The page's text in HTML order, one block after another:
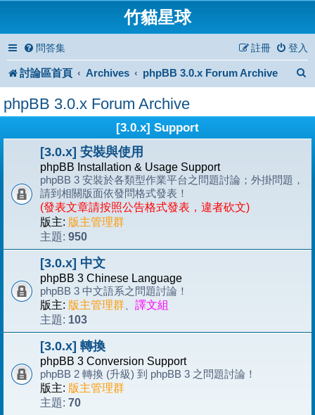
竹貓星球
問答集 登入
註冊
討論區首頁 Archives phpBB 3.0.x Forum Archive
phpBB 3.0.x Forum Archive
[3.0.x] Support
[3.0.x] 安裝與使用
phpBB Installation & Usage Support
phpBB 3 安裝於各類型作業平台之問題討論；外掛問題，
請到相關版面依發問格式發表！
(發表文章請按照公告格式發表，違者砍文)
版主: 版主管理群
主題: 950
[3.0.x] 中文
phpBB 3 Chinese Language
phpBB 3 中文語系之問題討論！
版主: 版主管理群
譯文組
主題: 103
[3.0.x] 轉換
phpBB 3 Conversion Support
phpBB 2 轉換 (升級) 到 phpBB 3 之問題討論！
版主: 版主管理群
主題: 70